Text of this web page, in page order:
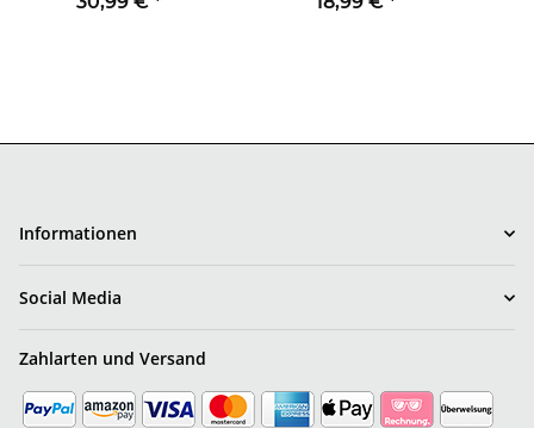
Informationen
Social Media
Zahlarten und Versand